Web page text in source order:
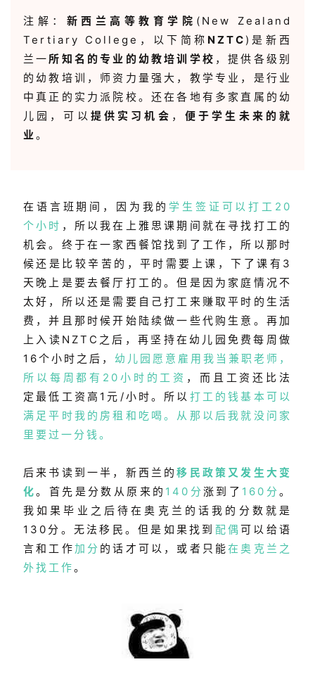
注解： 新西兰高等教育学院 (New Zealand
Tertiary College，以下简称 NZTC )是新西
兰一 所知名的专业的幼教培训学校 ，提供各级别
的幼教培训，师资力量强大，教学专业，是行业
中真正的实力派院校。还在各地有多家直属的幼
儿园，可以 提供实习机会 ， 便于学生未来的就
业 。
在语言班期间，因为我的 学生签证可以打工20
个小时 ，所以我在上雅思课期间就在寻找打工的
机会。终于在一家西餐馆找到了工作，所以那时
候还是比较辛苦的，平时需要上课，下了课有3
天晚上是要去餐厅打工的。但是因为家庭情况不
太好，所以还是需要自己打工来赚取平时的生活
费，并且那时候开始陆续做一些代购生意。再加
上入读NZTC之后，再坚持在幼儿园免费每周做
16个小时之后， 幼儿园愿意雇用我当兼职老师，
所以每周都有20小时的工资 ，而且工资还比法
定最低工资高1元/小时。所以 打工的钱基本可以
满足平时我的房租和吃喝。从那以后我就没问家
里要过一分钱。
后来书读到一半，新西兰的移民政策又发生大变
化。首先是分数从原来的 140分涨到了 160分。
我如果毕业之后待在奥克兰的话我的分数就是
130分。无法移民。但是如果找到 配偶可以给语
言和工作加分 的话才可以，或者只能在奥克兰之
外找工作。